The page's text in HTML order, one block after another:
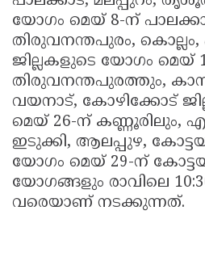
യോഗം മെയ് 8-ന്
തിരുവനന്തപുരം, കൊല്ലം,
ജില്ലകളുടെ യോഗം മെയ്
തിരുവനന്തപുരത്തും,
വയനാട്, കോഴിക്കോട്
മെയ് 26-ന് കണ്ണൂരിലും,
ഇടുക്കി, ആലപ്പുഴ,
യോഗം മെയ് 29-ന്
യോഗങ്ങളും രാവിലെ
വരെയാണ് നടക്കുന്നത്.